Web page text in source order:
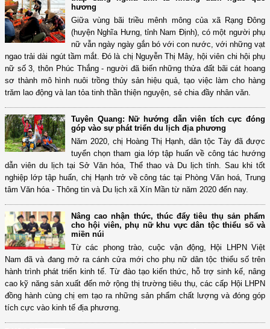
hương
Giữa vùng bãi triều mênh mông của xã Rạng Đông
(huyện Nghĩa Hưng, tỉnh Nam Định), có một người phụ
nữ vẫn ngày ngày gắn bó với con nước, với những vạt
ngao trải dài ngút tầm mắt. Đó là chị Nguyễn Thị Mây, hội viên chi hội phụ
nữ số 3, thôn Phúc Thắng - người đã biến những thửa đất bãi cát hoang
sơ thành mô hình nuôi trồng thủy sản hiệu quả, tạo việc làm cho hàng
trăm lao động và lan tỏa tinh thần thiện nguyện, sẻ chia đầy nhân văn.
Tuyên Quang: Nữ hướng dẫn viên tích cực đóng
góp vào sự phát triển du lịch địa phương
Năm 2020, chị Hoàng Thị Hạnh, dân tộc Tày đã được
tuyển chọn tham gia lớp tập huấn về công tác hướng
dẫn viên du lịch tại Sở Văn hóa, Thể thao và Du lịch tỉnh. Sau khi tốt
nghiệp lớp tập huấn, chị Hạnh trở về công tác tại Phòng Văn hoá, Trung
tâm Văn hóa - Thông tin và Du lịch xã Xín Mần từ năm 2020 đến nay.
Nâng cao nhận thức, thúc đẩy tiêu thụ sản phẩm
cho hội viên, phụ nữ khu vực dân tộc thiểu số và
miền núi
Từ các phong trào, cuộc vận động, Hội LHPN Việt
Nam đã và đang mở ra cánh cửa mới cho phụ nữ dân tộc thiểu số trên
hành trình phát triển kinh tế. Từ đào tạo kiến thức, hỗ trợ sinh kế, nâng
cao kỹ năng sản xuất đến mở rộng thị trường tiêu thụ, các cấp Hội LHPN
đồng hành cùng chị em tạo ra những sản phẩm chất lượng và đóng góp
tích cực vào kinh tế địa phương.